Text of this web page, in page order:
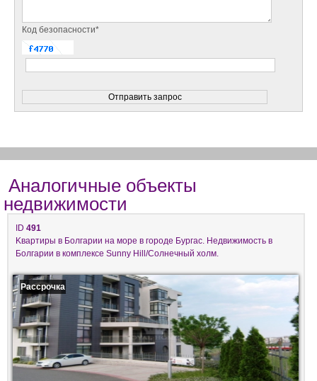
Код безопасности*
Аналогичные объекты
недвижимости
ID 491
Kвартиры в Болгарии на море в городе Бургас. Недвижимость в
Болгарии в комплeксе Sunny Hill/Солнечный холм.
Рассрочка